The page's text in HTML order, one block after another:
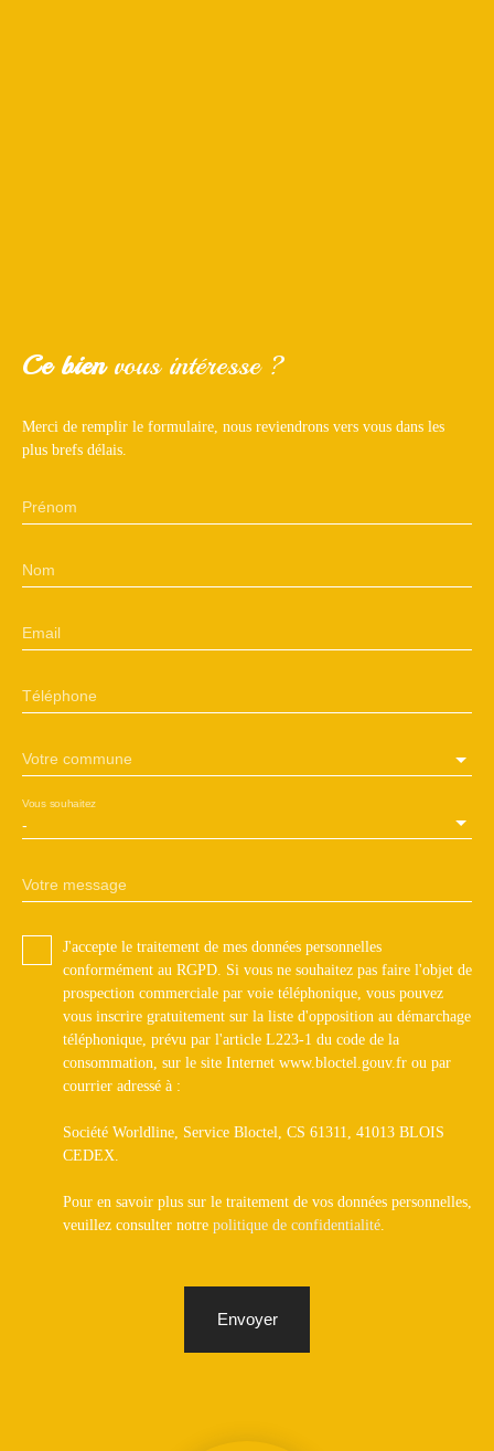
Ce bien vous intéresse ?
Merci de remplir le formulaire, nous reviendrons vers vous dans les
plus brefs délais.
Prénom
Nom
Email
Téléphone
Votre commune
-
Vous souhaitez
Votre message
J'accepte le traitement de mes données personnelles
conformément au RGPD. Si vous ne souhaitez pas faire l'objet de
prospection commerciale par voie téléphonique, vous pouvez
vous inscrire gratuitement sur la liste d'opposition au démarchage
téléphonique, prévu par l'article L223-1 du code de la
consommation, sur le site Internet www.bloctel.gouv.fr ou par
courrier adressé à :
Société Worldline, Service Bloctel, CS 61311, 41013 BLOIS
CEDEX.
Pour en savoir plus sur le traitement de vos données personnelles,
veuillez consulter notre politique de confidentialité.
Envoyer